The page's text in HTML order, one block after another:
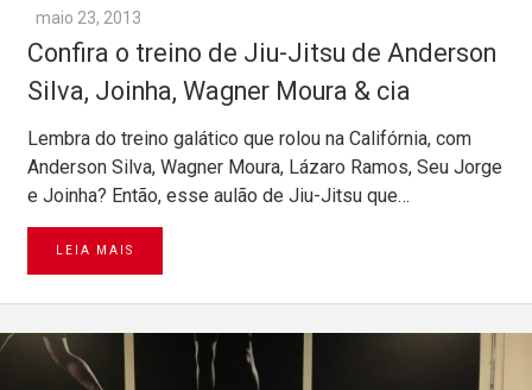
maio 23, 2013
Confira o treino de Jiu-Jitsu de Anderson
Silva, Joinha, Wagner Moura & cia
Lembra do treino galático que rolou na Califórnia, com
Anderson Silva, Wagner Moura, Lázaro Ramos, Seu Jorge
e Joinha? Então, esse aulão de Jiu-Jitsu que…
LEIA MAIS